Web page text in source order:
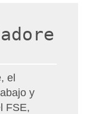
el
y
FSE,